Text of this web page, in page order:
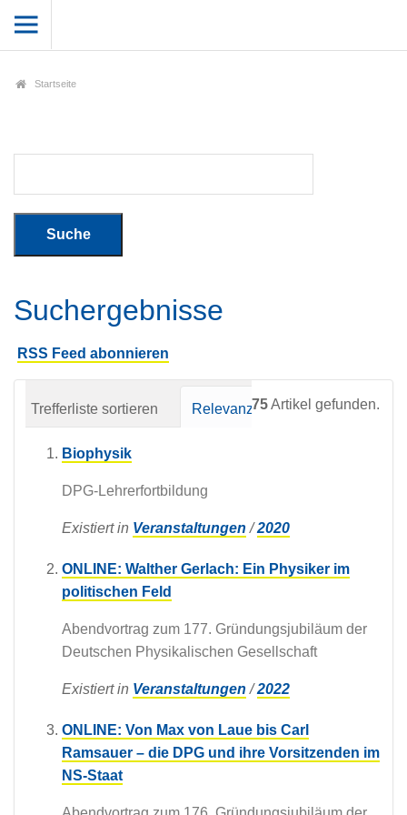
Startseite
Suchergebnisse
RSS Feed abonnieren
75Artikel gefunden.
Trefferliste sortieren Relevanz Datum
Biophysik
DPG-Lehrerfortbildung
Existiert in Veranstaltungen /2020
ONLINE: Walther Gerlach: Ein Physiker im
politischen Feld
Abendvortrag zum 177. Gründungsjubiläum der
Deutschen Physikalischen Gesellschaft
Existiert in Veranstaltungen /2022
ONLINE: Von Max von Laue bis Carl
Ramsauer – die DPG und ihre Vorsitzenden im
NS-Staat